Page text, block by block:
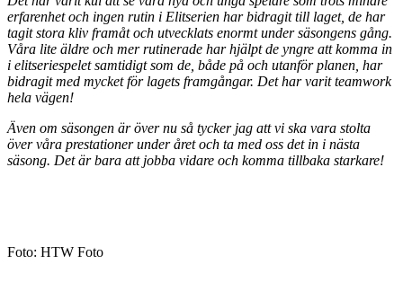
erfarenhet och ingen rutin i Elitserien har bidragit till laget, de har
tagit stora kliv framåt och utvecklats enormt under säsongens gång.
Våra lite äldre och mer rutinerade har hjälpt de yngre att komma in
i elitseriespelet samtidigt som de, både på och utanför planen, har
bidragit med mycket för lagets framgångar. Det har varit teamwork
hela vägen!
Även om säsongen är över nu så tycker jag att vi ska vara stolta
över våra prestationer under året och ta med oss det in i nästa
säsong. Det är bara att jobba vidare och komma tillbaka starkare!
Foto: HTW Foto